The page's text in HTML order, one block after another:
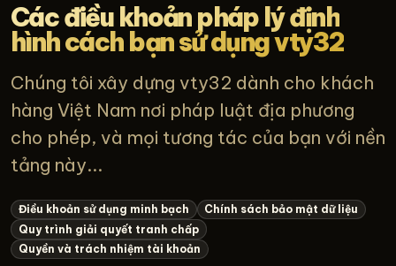
Các điều khoản pháp lý định
hình cách bạn sử dụng vty32
Chúng tôi xây dựng vty32 dành cho khách
hàng Việt Nam nơi pháp luật địa phương
cho phép, và mọi tương tác của bạn với nền
tảng này...
Điều khoản sử dụng minh bạch
Chính sách bảo mật dữ liệu
Quy trình giải quyết tranh chấp
Quyền và trách nhiệm tài khoản